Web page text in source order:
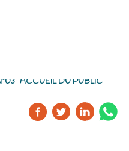
"ACCUEIL DU PUBLIC